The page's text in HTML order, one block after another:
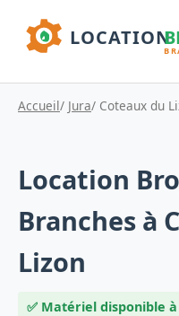
Accueil/ Jura/ Coteaux du
Location
Branches à
Lizon
✅ Matériel disponible